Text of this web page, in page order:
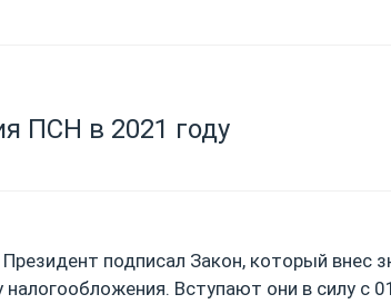
ПСН в 2021 году
подписал Закон, который внес
Вступают они в силу с